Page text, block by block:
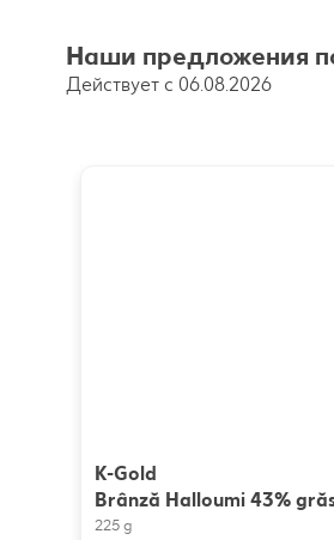
Наши предложения
Действует с 06.08.2026
K-Gold
Brânză Halloumi 43%
225 g